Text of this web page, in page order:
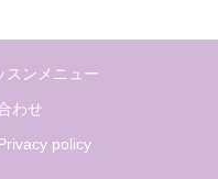
スンメニュー
わせ
Privacy policy